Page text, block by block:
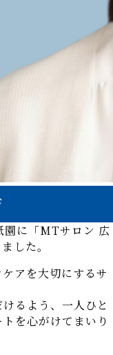
園に「MTサロン 広
した。
アを大切にするサ
るよう、一人ひと
を心がけてまいり